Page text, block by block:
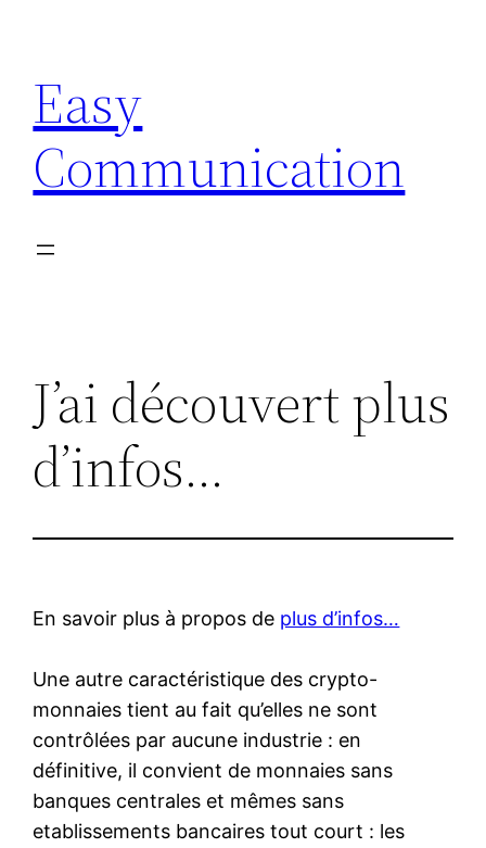
contenu
Easy
Communication
J’ai découvert plus
d’infos…
En savoir plus à propos de plus d’infos…
Une autre caractéristique des crypto-
monnaies tient au fait qu’elles ne sont
contrôlées par aucune industrie : en
définitive, il convient de monnaies sans
banques centrales et mêmes sans
etablissements bancaires tout court : les